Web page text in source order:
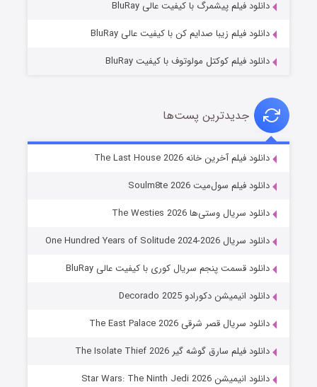
خاندان اژدها فصل ۳
جادوگری در مغولستان
قسمت۱۴ (زیرنویس) منتشر شد
دانلود فیلم پیشمرگ با کیفیت عالی BluRay
دانلود فیلم زیبا صدایم کن با کیفیت عالی BluRay
دانلود فیلم کوکتل مولوتوف با کیفیت BluRay
جدیدترین پست‌ها
دانلود فیلم آخرین خانه The Last House 2026
دانلود فیلم سول‌میت Soulm8te 2026
دانلود سریال وستی‌ها The Westies 2026
دانلود سریال One Hundred Years of Solitude 2024-2026
دانلود قسمت پنجم سریال کوری با کیفیت عالی BluRay
دانلود انیمیشن دکورادو Decorado 2025
دانلود سریال قصر شرقی The East Palace 2026
دانلود فیلم سارق گوشه گیر The Isolate Thief 2026
دانلود انیمیشن Star Wars: The Ninth Jedi 2026